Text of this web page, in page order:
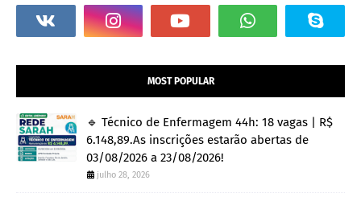
MOST POPULAR
🔹 Técnico de Enfermagem 44h: 18 vagas | R$
6.148,89.As inscrições estarão abertas de
03/08/2026 a 23/08/2026!
julho 28, 2026